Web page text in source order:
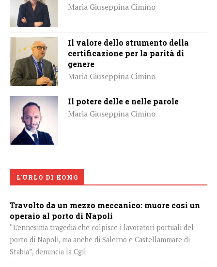
Maria Giuseppina Cimino
Il valore dello strumento della
certificazione per la parità di
genere
Maria Giuseppina Cimino
Il potere delle e nelle parole
Maria Giuseppina Cimino
L'URLO DI KONG
Travolto da un mezzo meccanico: muore così un
operaio al porto di Napoli
“L’ennesima tragedia che colpisce i lavoratori portuali del
porto di Napoli, ma anche di Salerno e Castellammare di
Stabia”, denuncia la Cgil